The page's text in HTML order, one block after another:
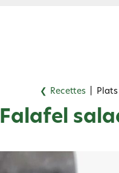
❮ Recettes Plats
Falafel